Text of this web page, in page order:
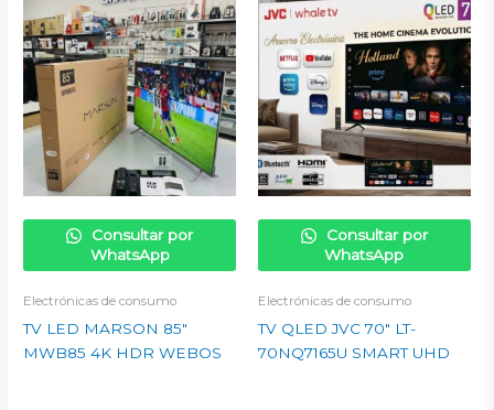
Consultar por
WhatsApp
Electrónicas de consumo
TV LED MARSON 85″
MWB85 4K HDR WEBOS
Consultar por
WhatsApp
Electrónicas de consumo
TV QLED JVC 70″ LT-
70NQ7165U SMART UHD